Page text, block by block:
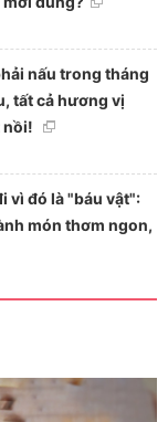
nấu trong tháng
tất cả hương vị
nồi!
vì đó là "báu vật":
món thơm ngon,